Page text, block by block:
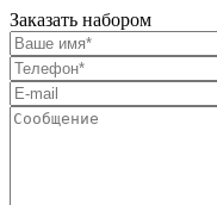
Заказать набором